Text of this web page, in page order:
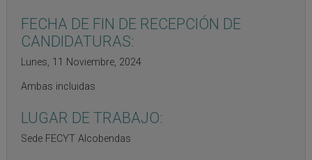
FECHA DE FIN DE RECEPCIÓN DE
CANDIDATURAS:
Lunes, 11 Noviembre, 2024
Ambas incluidas
LUGAR DE TRABAJO:
Sede FECYT Alcobendas